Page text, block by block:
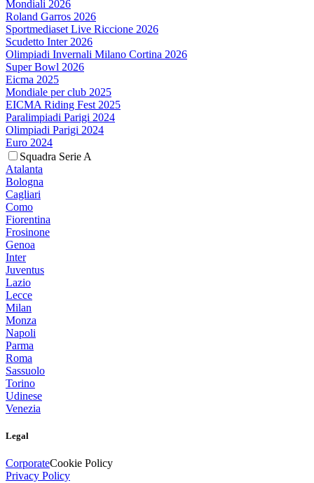
Mondiali 2026
Roland Garros 2026
Sportmediaset Live Riccione 2026
Scudetto Inter 2026
Olimpiadi Invernali Milano Cortina 2026
Super Bowl 2026
Eicma 2025
Mondiale per club 2025
EICMA Riding Fest 2025
Paralimpiadi Parigi 2024
Olimpiadi Parigi 2024
Euro 2024
Squadra Serie A
Atalanta
Bologna
Cagliari
Como
Fiorentina
Frosinone
Genoa
Inter
Juventus
Lazio
Lecce
Milan
Monza
Napoli
Parma
Roma
Sassuolo
Torino
Udinese
Venezia
Legal
CorporateCookie Policy
Privacy Policy